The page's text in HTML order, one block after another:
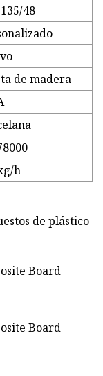
48
de madera
h
de plástico